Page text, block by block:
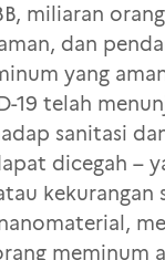
miliaran
dan
yang
19 telah
sanitasi
dicegah –
kekurangan
meminum